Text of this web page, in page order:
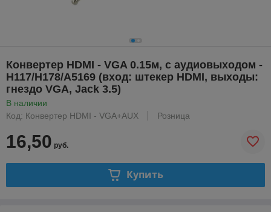
Конвертер HDMI - VGA 0.15м, c аудиовыходом -
H117/H178/A5169 (вход: штекер HDMI, выходы:
гнездо VGA, Jack 3.5)
В наличии
Код: Конвертер HDMI - VGA+AUX
Розница
16,50 руб.
Купить